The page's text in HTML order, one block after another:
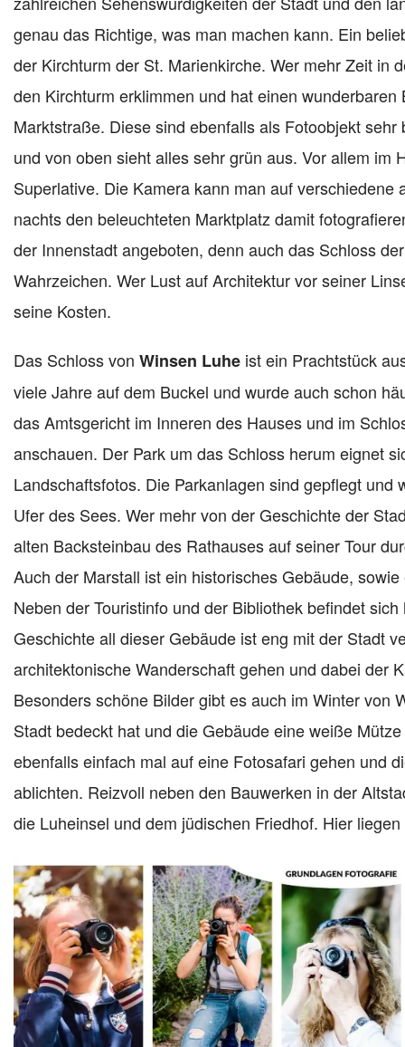
genau das Richtige, was man machen kann. Ein
der Kirchturm der St. Marienkirche. Wer mehr Zeit in
den Kirchturm erklimmen und hat einen
Marktstraße. Diese sind ebenfalls als Fotoobjekt
und von oben sieht alles sehr grün aus. Vor allem im
Superlative. Die Kamera kann man auf verschiedene
nachts den beleuchteten Marktplatz damit
der Innenstadt angeboten, denn auch das Schloss
Wahrzeichen. Wer Lust auf Architektur vor seiner
seine Kosten.
Das Schloss von Winsen Luhe ist ein Prachtstück
viele Jahre auf dem Buckel und wurde auch schon
das Amtsgericht im Inneren des Hauses und im
anschauen. Der Park um das Schloss herum eignet
Landschaftsfotos. Die Parkanlagen sind gepflegt und
Ufer des Sees. Wer mehr von der Geschichte der
alten Backsteinbau des Rathauses auf seiner Tour
Auch der Marstall ist ein historisches Gebäude,
Neben der Touristinfo und der Bibliothek befindet
Geschichte all dieser Gebäude ist eng mit der Stadt
architektonische Wanderschaft gehen und dabei der
Besonders schöne Bilder gibt es auch im Winter von
Stadt bedeckt hat und die Gebäude eine weiße
ebenfalls einfach mal auf eine Fotosafari gehen und
ablichten. Reizvoll neben den Bauwerken in der
die Luheinsel und dem jüdischen Friedhof. Hier